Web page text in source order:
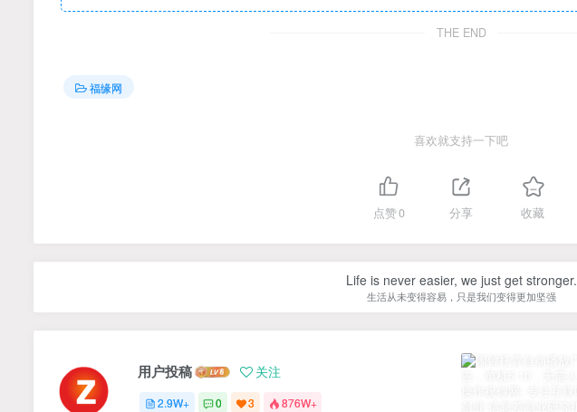
THE END
福缘网
喜欢就支持一下吧
点赞0 分享 收藏
Life is never easier, we just get stronger.
生活从未变得容易，只是我们变得更加坚强
用户投稿 关注
2.9W+ 0 3 876W+